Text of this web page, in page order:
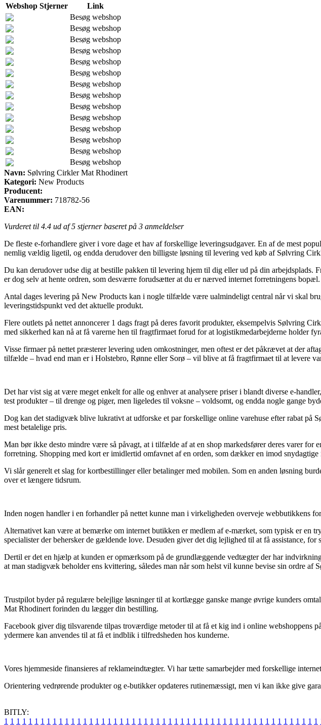
Webshop Stjerner
Link
Besøg webshop
Besøg webshop
Besøg webshop
Besøg webshop
Besøg webshop
Besøg webshop
Besøg webshop
Besøg webshop
Besøg webshop
Besøg webshop
Besøg webshop
Besøg webshop
Besøg webshop
Besøg webshop
Navn: Sølvring Cirkler Mat Rhodinert
Kategori: New Products
Producent:
Varenummer: 718782-56
EAN:
Vurderet til 4.4 ud af 5 stjerner baseret på 3 anmeldelser
De fleste e-forhandlere giver i vore dage et hav af forskellige leveringsudgaver. En af de mest
nemlig vældig ligetil, og endda derudover den billigste løsning til levering ved køb af Sølvring
Du kan derudover udse dig at bestille pakken til levering hjem til dig eller ud på din
er dog selv at hente ordren, som desværre forudsætter at du er nærved internet forretningens bopæl.
Antal dages levering på New Products kan i nogle tilfælde være ualmindeligt central når vi skal
leveringstidspunkt ved det aktuelle produkt.
Flere outlets på nettet annoncerer 1 dags fragt på deres favorit produkter, eksempelvis Sølvring
med sikkerhed kan nå at få varerne hen til fragtfirmaet forud for at logistikmedarbejderne holder
Visse firmaer på nettet præsterer levering uden omkostninger, men oftest er det påkrævet at der
tilfælde – hvad end man er i Holstebro, Rønne eller Sorø – vil blive at få fragtfirmaet til at levere
Det har vist sig at være meget enkelt for alle og enhver at analysere priser i blandt diverse e-
test produkter – til drenge og piger, men ligeledes til voksne – voldsomt, og endda nogle gange
Dog kan det stadigvæk blive lukrativt at udforske et par forskellige online varehuse efter rabat på
mest betalelige pris.
Man bør ikke desto mindre være så påvagt, at i tilfælde af at en shop markedsfører deres varer for
forretning. Shopping med kort er imidlertid omfavnet af en orden, som dækker en imod snydagtige
Vi slår generelt et slag for kortbestillinger eller betalinger med mobilen. Som en anden løsning
over et længere tidsrum.
Inden nogen handler i en forhandler på nettet kunne man i virkeligheden overveje webbutikkens
Alternativet kan være at bemærke om internet butikken er medlem af e-mærket, som typisk er en
specialister der behersker de gældende love. Desuden giver det dig lejlighed til at få assistance,
Dertil er det en hjælp at kunden er opmærksom på de grundlæggende vedtægter der har
at man stadigvæk beholder ens kvittering, således man når som helst vil kunne bevise sin ordre
Trustpilot byder på regulære belejlige løsninger til at kortlægge ganske mange øvrige kunders
Mat Rhodinert forinden du lægger din bestilling.
Facebook giver dig tilsvarende tilpas troværdige metoder til at få et kig ind i online
ydermere kan anvendes til at få et indblik i tilfredsheden hos kunderne.
Vores hjemmeside finansieres af reklameindtægter. Vi har tætte samarbejder med forskellige
Orientering vedrørende produkter og e-butikker opdateres rutinemæssigt, men vi kan ikke give
BITLY:
1 1 1 1 1 1 1 1 1 1 1 1 1 1 1 1 1 1 1 1 1 1 1 1 1 1 1 1 1 1 1 1 1 1 1 1 1 1 1 1 1 1 1 1 1 1 1 1 1 1 1 1